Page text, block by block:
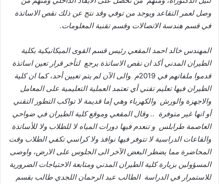
وصل لعمر التقاعد ويوجد من توفي وقد نتج عن ذلك نقص الاساتذة
في قسم هندسة الاتصالات وقسم تقنية المعلومات.
المهندس خالد احمد المقعي رئيس قسم القوى الميكانيكية بكلية
الطيران المدني أكد ان نقص الاساتذة يرجع لتأخر قرار تعين اساتذة
قدموا ملفاتهم في م والى الآن لم يتم تعيين أحد، كما ان كلية
الطيران فيها تعليم تقني أي تعتمد العملية التعليمية على المعامل
والاجهزة والورش والكهرباء وهي إما قديمة لا تواكب التطور التقني
أو انها غير متوفرة .. وقال المقعي وموقع كلية الطيران في ضواحي
العاصمة طرابلس و تنعدم فيها دورات المياه لا للطلاب ولا للأساتذة
والقاعات الدراسية لا تتوفر فيها نوافذ ولا كراسي تكفي الطلاب وقت
المحاضرة مما يضطر البعض الآخر الى الجلوس على الارض، واوصى
المسؤولين بزيارة كلية الطيران المدني ومتابعة الاحتياجات الضرورية
للاستمرار في الدراسة الطالب عبد الرحمان اللجدي طالب بقسم